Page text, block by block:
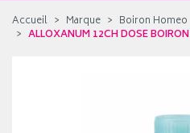
Accueil Marque
Boiron Homeo
ALLOXANUM 12CH DOSE BOIRON